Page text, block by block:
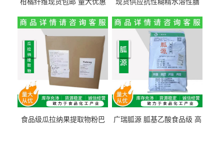
柑橘纤维现货包邮 量大优惠
现货供应抗性糊精水溶性膳
量1kg包邮
食品级瓜拉纳果提取物粉巴
广瑞胍源 胍基乙酸食品级 高